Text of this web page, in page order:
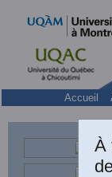
Accueil
À